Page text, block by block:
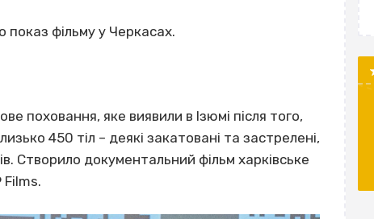
показ фільму у Черкасах.
поховання, яке виявили в Ізюмі після того,
450 тіл – деякі закатовані та застрелені,
Створило документальний фільм харківське
Films.